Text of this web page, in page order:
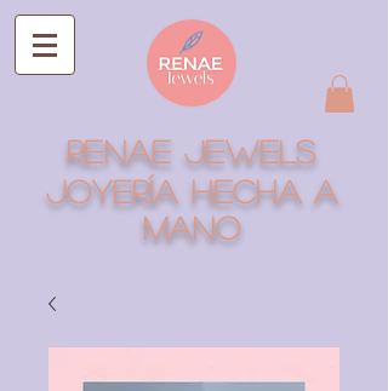
RENAE JEWELS
Joyería hecha a
mano